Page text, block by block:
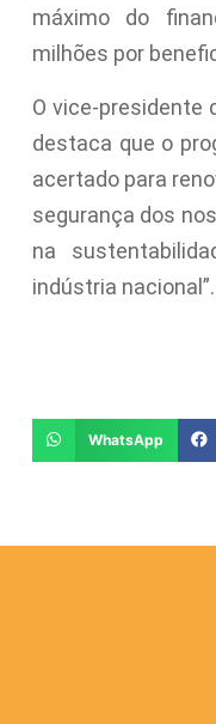
máximo do
milhões por
O vice-presidente
destaca que o
acertado para
segurança dos
na
indústria nacional”.
WhatsApp